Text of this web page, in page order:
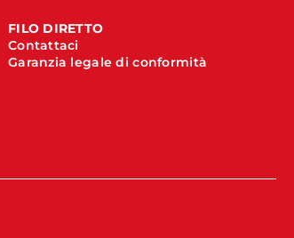
FILO DIRETTO
Contattaci
Garanzia legale di conformità